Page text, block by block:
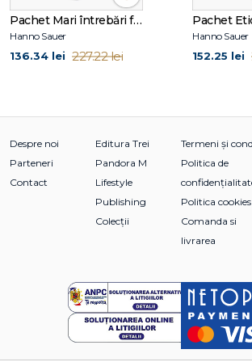
Pachet Mari întrebări filosofice
Hanno Sauer
136.34 lei 227.22 lei
Pachet
Hanno Sauer
152.25 lei
Despre noi
Parteneri
Contact
Editura Trei
Pandora M
Lifestyle
Publishing
Colecții
Termeni și
Politica de
Politica cookies
Comanda si
livrarea